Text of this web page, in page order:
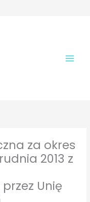
za okres
2013 z
Unię